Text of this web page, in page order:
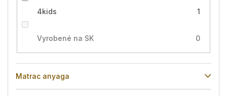
4kids 1
Vyrobené na SK 0
Matrac anyaga